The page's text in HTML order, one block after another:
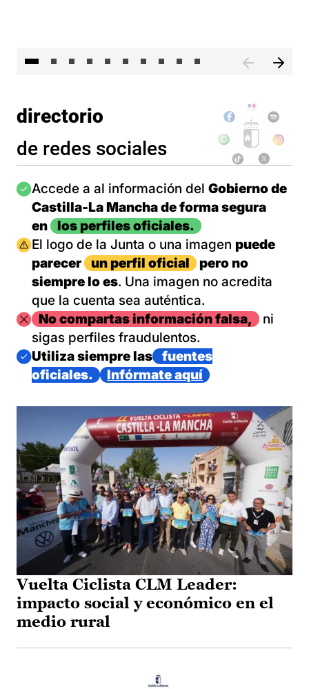
directorio
de redes sociales
Imagen
Accede a al información del Gobierno de
Castilla-La Mancha de forma segura
en
los perfiles oficiales.
Imagen
El logo de la Junta o una imagen puede
parecer
un perfil oficial
pero no
siempre lo es. Una imagen no acredita
que la cuenta sea auténtica.
ImagenNo compartas información falsa,
ni
sigas perfiles fraudulentos.
Imagen
Utiliza siempre las
fuentes
oficiales.
Infórmate aquí
Vuelta Ciclista CLM Leader:
impacto social y económico en el
medio rural